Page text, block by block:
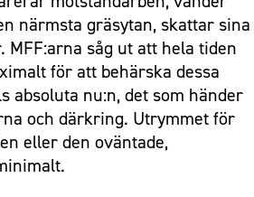
närmsta gräsytan, skattar sina
såg ut att hela tiden
för att behärska dessa
absoluta nu:n, det som händer
och därkring. Utrymmet för
eller den oväntade,